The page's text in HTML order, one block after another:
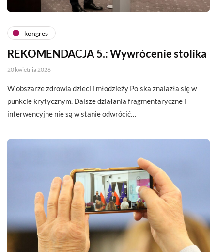
kongres
REKOMENDACJA 5.: Wywrócenie stolika
20 kwietnia 2026
W obszarze zdrowia dzieci i młodzieży Polska znalazła się w
punkcie krytycznym. Dalsze działania fragmentaryczne i
interwencyjne nie są w stanie odwrócić…